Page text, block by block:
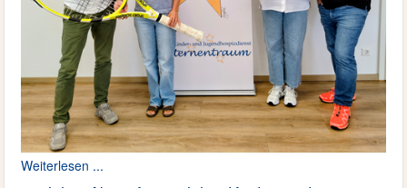
Weiterlesen ...